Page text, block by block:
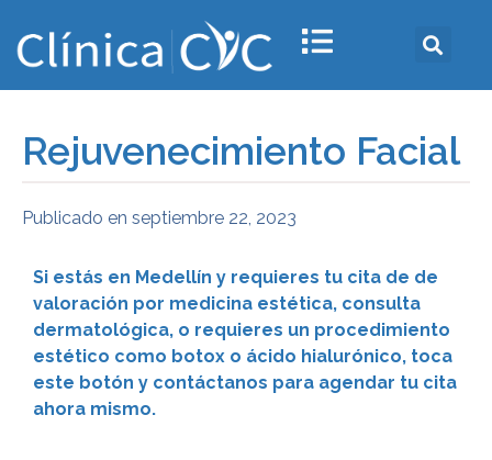
Rejuvenecimiento Facial
Publicado en septiembre 22, 2023
Si estás en Medellín y requieres tu cita de de
valoración por medicina estética, consulta
dermatológica, o requieres un procedimiento
estético como botox o ácido hialurónico, toca
este botón y contáctanos para agendar tu cita
ahora mismo.